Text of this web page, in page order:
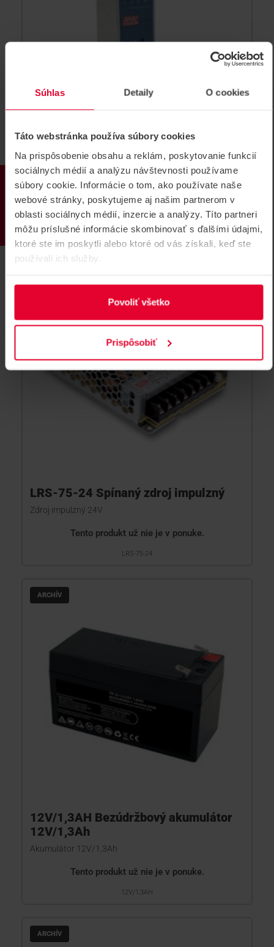
Súhlas Detaily O cookies
Táto webstránka používa súbory cookies
Na prispôsobenie obsahu a reklám, poskytovanie funkcií
sociálnych médií a analýzu návštevnosti používame
súbory cookie. Informácie o tom, ako používate naše
webové stránky, poskytujeme aj našim partnerom v
oblasti sociálnych médií, inzercie a analýzy. Títo partneri
môžu príslušné informácie skombinovať s ďalšími údajmi,
ktoré ste im poskytli alebo ktoré od vás získali, keď ste
používali ich služby.
Povoliť všetko
Prispôsobiť
PRODUKTY
NDR-75-12 zdroj 12VDC/6,3A na DIN
lištu
zdroj 12VDC/6,3A na DIN lištu, vstup 90~264 VAC
Tento produkt už nie je v ponuke.
NDR-75-12
LRS-75-24 Spínaný zdroj impulzný
Zdroj impulzný 24V
Tento produkt už nie je v ponuke.
LRS-75-24
ARCHÍV
12V/1,3AH Bezúdržbový akumulátor
12V/1,3Ah
Akumulátor 12V/1,3Ah
Tento produkt už nie je v ponuke.
12V/1,3AH
ARCHÍV